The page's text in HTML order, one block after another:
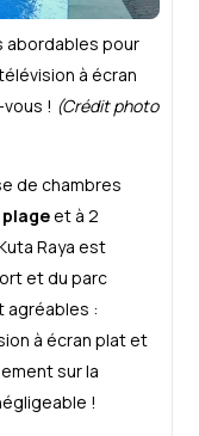
abordables pour
à écran
! (Crédit photo
de chambres
plageet à 2
Raya est
et du parc
agréables :
à écran plat et
sur la
!